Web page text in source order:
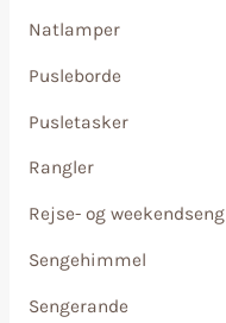
Natlamper
Pusleborde
Pusletasker
Rangler
Rejse- og weekendseng
Sengehimmel
Sengerande